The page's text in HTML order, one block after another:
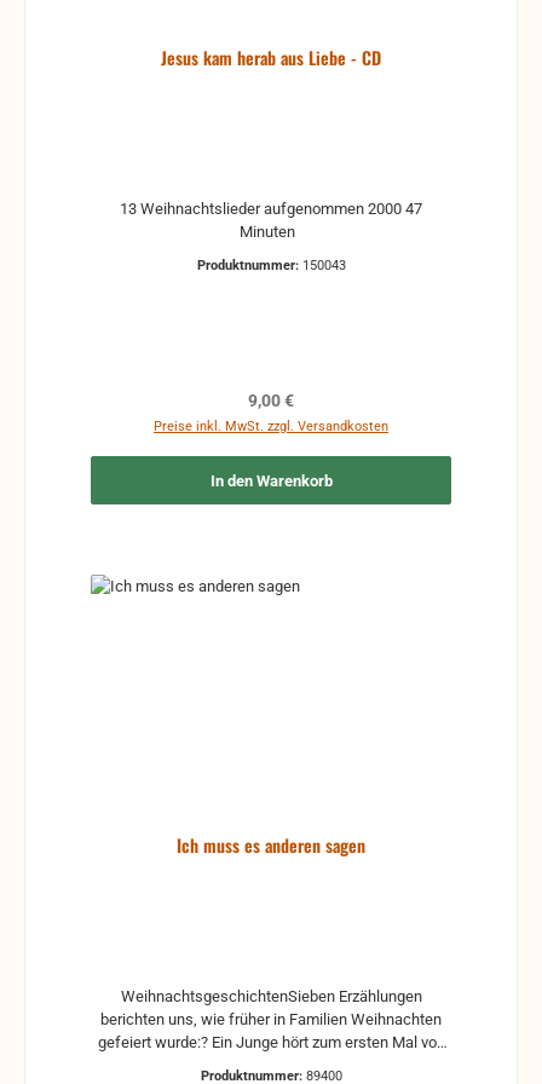
Jesus kam herab aus Liebe - CD
13 Weihnachtslieder aufgenommen 2000 47
Produktnummer: 150043
Regulärer Preis:
9,00 €
Preise inkl. MwSt. zzgl. Versandkosten
In den Warenkorb
Ich muss es anderen sagen
WeihnachtsgeschichtenSieben Erzählungen
berichten uns, wie früher in Familien Weihnachten
gefeiert wurde:? Ein Junge hört zum ersten Mal von
Jesus und will darüber anderen erzählen ...? Wie
Produktnummer: 89400